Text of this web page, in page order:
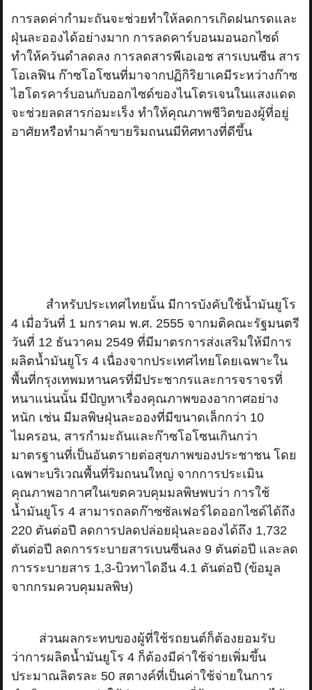
การลดค่ากำมะถันจะช่วยทำให้ลดการเกิดฝนกรดและ
ฝุ่นละอองได้อย่างมาก การลดคาร์บอนมอนอกไซด์
ทำให้ควันดำลดลง การลดสารพีเอเอช สารเบนซีน สาร
โอเลฟิน ก๊าซโอโซนที่มาจากปฏิกิริยาเคมีระหว่างก๊าซ
ไฮโดรคาร์บอนกับออกไซด์ของไนโตรเจนในแสงแดด
จะช่วยลดสารก่อมะเร็ง ทำให้คุณภาพชีวิตของผู้ที่อยู่
อาศัยหรือทำมาค้าขายริมถนนมีทิศทางที่ดีขึ้น
สำหรับประเทศไทยนั้น มีการบังคับใช้น้ำมันยูโร
4 เมื่อวันที่ 1 มกราคม พ.ศ. 2555 จากมติคณะรัฐมนตรี
วันที่ 12 ธันวาคม 2549 ที่มีมาตรการส่งเสริมให้มีการ
ผลิตน้ำมันยูโร 4 เนื่องจากประเทศไทยโดยเฉพาะใน
พื้นที่กรุงเทพมหานครที่มีประชากรและการจราจรที่
หนาแน่นนั้น มีปัญหาเรื่องคุณภาพของอากาศอย่าง
หนัก เช่น มีมลพิษฝุ่นละอองที่มีขนาดเล็กกว่า 10
ไมครอน, สารกำมะถันและก๊าซโอโซนเกินกว่า
มาตรฐานที่เป็นอันตรายต่อสุขภาพของประชาชน โดย
เฉพาะบริเวณพื้นที่ริมถนนใหญ่ จากการประเมิน
คุณภาพอากาศในเขตควบคุมมลพิษพบว่า การใช้
น้ำมันยูโร 4 สามารถลดก๊าซซัลเฟอร์ไดออกไซด์ได้ถึง
220 ตันต่อปี ลดการปลดปล่อยฝุ่นละอองได้ถึง 1,732
ตันต่อปี ลดการระบายสารเบนซีนลง 9 ตันต่อปี และลด
การระบายสาร 1,3-บิวทาไดอีน 4.1 ตันต่อปี (ข้อมูล
จากกรมควบคุมมลพิษ)
ส่วนผลกระทบของผู้ที่ใช้รถยนต์ก็ต้องยอมรับ
ว่าการผลิตน้ำมันยูโร 4 ก็ต้องมีค่าใช้จ่ายเพิ่มขึ้น
ประมาณลิตรละ 50 สตางค์ที่เป็นค่าใช้จ่ายในการ